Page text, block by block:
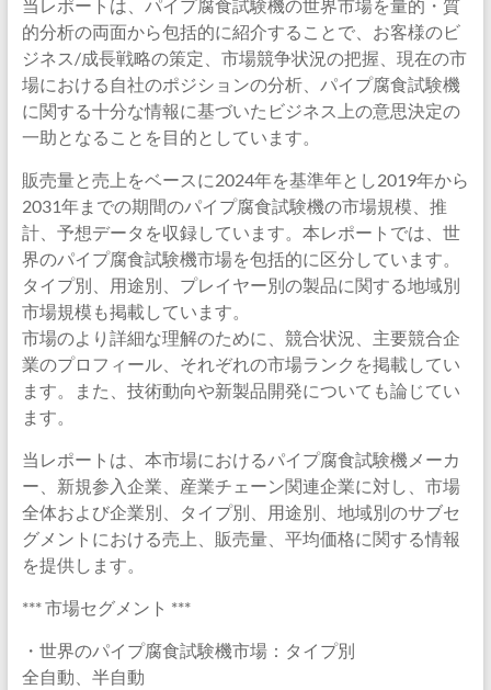
当レポートは、パイプ腐食試験機の世界市場を量的・質
的分析の両面から包括的に紹介することで、お客様のビ
ジネス/成長戦略の策定、市場競争状況の把握、現在の市
場における自社のポジションの分析、パイプ腐食試験機
に関する十分な情報に基づいたビジネス上の意思決定の
一助となることを目的としています。
販売量と売上をベースに2024年を基準年とし2019年から
2031年までの期間のパイプ腐食試験機の市場規模、推
計、予想データを収録しています。本レポートでは、世
界のパイプ腐食試験機市場を包括的に区分しています。
タイプ別、用途別、プレイヤー別の製品に関する地域別
市場規模も掲載しています。
市場のより詳細な理解のために、競合状況、主要競合企
業のプロフィール、それぞれの市場ランクを掲載してい
ます。また、技術動向や新製品開発についても論じてい
ます。
当レポートは、本市場におけるパイプ腐食試験機メーカ
ー、新規参入企業、産業チェーン関連企業に対し、市場
全体および企業別、タイプ別、用途別、地域別のサブセ
グメントにおける売上、販売量、平均価格に関する情報
を提供します。
*** 市場セグメント ***
・世界のパイプ腐食試験機市場：タイプ別
全自動、半自動